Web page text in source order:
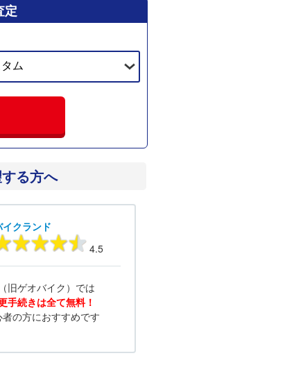
定
る方へ
イクランド
4.5
旧ゲオバイク）では
手続きは全て無料！
の方におすすめです